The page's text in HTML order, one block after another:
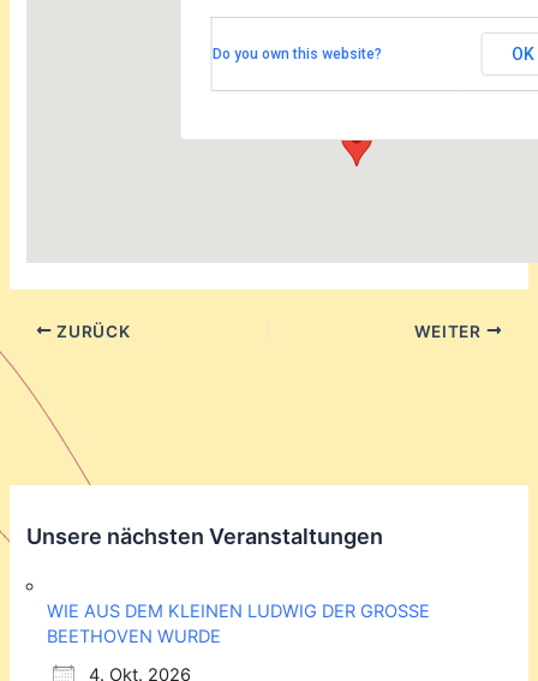
Treskowallee 112 - Berlin
Do you own this website? OK
ZURÜCK WEITER
Unsere nächsten Veranstaltungen
WIE AUS DEM KLEINEN LUDWIG DER GROSSE
BEETHOVEN WURDE
4. Okt. 2026